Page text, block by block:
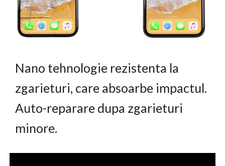
Nano tehnologie rezistenta la
zgarieturi, care absoarbe impactul.
Auto-reparare dupa zgarieturi
minore.